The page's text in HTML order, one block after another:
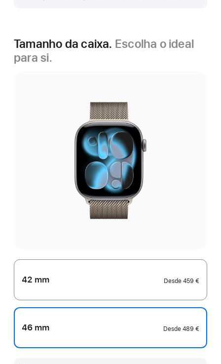
Tamanho da caixa. Escolha o ideal
para si.
42 mm Desde 459 €
46 mm Desde 489 €